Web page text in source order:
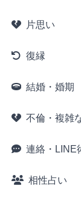
片思い
復縁
結婚・婚期
不倫・複雑
連絡・LINE
相性占い